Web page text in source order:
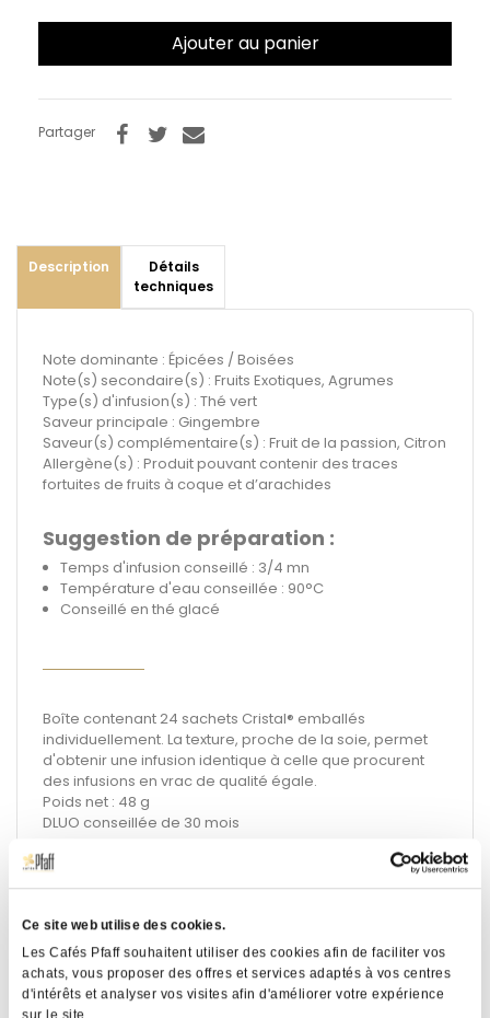
Ce site web utilise des cookies.
Les Cafés Pfaff souhaitent utiliser des cookies afin de faciliter vos
achats, vous proposer des offres et services adaptés à vos centres
d'intérêts et analyser vos visites afin d'améliorer votre expérience
Ajouter au panier
Partager
Description
Détails
techniques
Note dominante : Épicées / Boisées
Note(s) secondaire(s) : Fruits Exotiques, Agrumes
Type(s) d'infusion(s) : Thé vert
Saveur principale : Gingembre
Saveur(s) complémentaire(s) : Fruit de la passion, Citron
Allergène(s) : Produit pouvant contenir des traces
fortuites de fruits à coque et d’arachides
Suggestion de préparation :
Temps d'infusion conseillé : 3/4 mn
Température d'eau conseillée : 90°C
Conseillé en thé glacé
Boîte contenant 24 sachets Cristal® emballés
individuellement. La texture, proche de la soie, permet
d'obtenir une infusion identique à celle que procurent
des infusions en vrac de qualité égale.
Poids net : 48 g
DLUO conseillée de 30 mois
Description
Détails
techniques